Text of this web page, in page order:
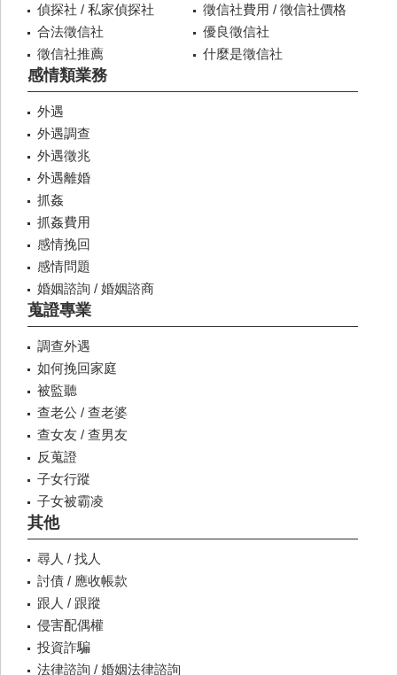
偵探社 / 私家偵探社
徵信社費用 / 徵信社價格
合法徵信社
優良徵信社
徵信社推薦
什麼是徵信社
感情類業務
外遇
外遇調查
外遇徵兆
外遇離婚
抓姦
抓姦費用
感情挽回
感情問題
婚姻諮詢 / 婚姻諮商
蒐證專業
調查外遇
如何挽回家庭
被監聽
查老公 / 查老婆
查女友 / 查男友
反蒐證
子女行蹤
子女被霸凌
其他
尋人 / 找人
討債 / 應收帳款
跟人 / 跟蹤
侵害配偶權
投資詐騙
法律諮詢 / 婚姻法律諮詢